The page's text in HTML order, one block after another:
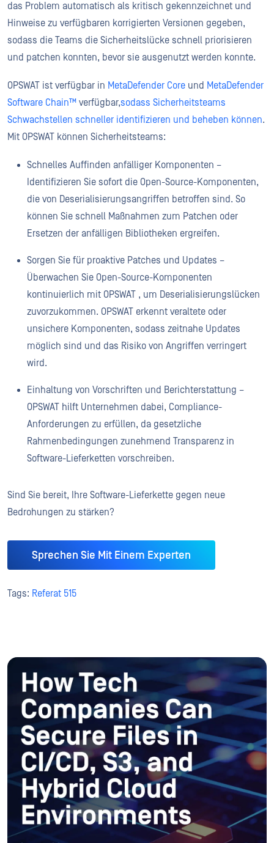
das Problem automatisch als kritisch gekennzeichnet und
Hinweise zu verfügbaren korrigierten Versionen gegeben,
sodass die Teams die Sicherheitslücke schnell priorisieren
und patchen konnten, bevor sie ausgenutzt werden konnte.
OPSWAT ist verfügbar in MetaDefender Core und MetaDefender
Software Chain™ verfügbar,sodass Sicherheitsteams
Schwachstellen schneller identifizieren und beheben können.
Mit OPSWAT können Sicherheitsteams:
Schnelles Auffinden anfälliger Komponenten –
Identifizieren Sie sofort die Open-Source-Komponenten,
die von Deserialisierungsangriffen betroffen sind. So
können Sie schnell Maßnahmen zum Patchen oder
Ersetzen der anfälligen Bibliotheken ergreifen.
Sorgen Sie für proaktive Patches und Updates –
Überwachen Sie Open-Source-Komponenten
kontinuierlich mit OPSWAT , um Deserialisierungslücken
zuvorzukommen. OPSWAT erkennt veraltete oder
unsichere Komponenten, sodass zeitnahe Updates
möglich sind und das Risiko von Angriffen verringert
wird.
Einhaltung von Vorschriften und Berichterstattung –
OPSWAT hilft Unternehmen dabei, Compliance-
Anforderungen zu erfüllen, da gesetzliche
Rahmenbedingungen zunehmend Transparenz in
Software-Lieferketten vorschreiben.
Sind Sie bereit, Ihre Software-Lieferkette gegen neue
Bedrohungen zu stärken?
Sprechen Sie Mit Einem Experten
Tags: Referat 515